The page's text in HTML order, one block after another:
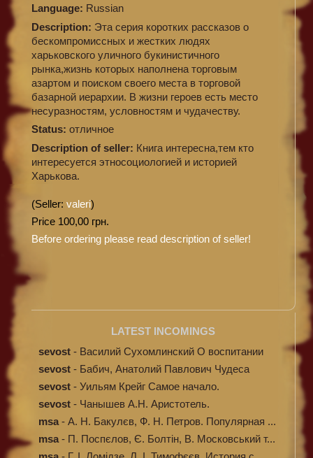
Language: Russian
Description: Эта серия коротких рассказов о
бескомпромиссных и жестких людях
харьковского уличного букинистичного
рынка,жизнь которых наполнена торговым
азартом и поиском своего места в торговой
базарной иерархии. В жизни героев есть место
несуразностям, условностям и чудачеству.
Status: отличное
Description of seller: Книга интересна,тем кто
интересуется этносоциологией и историей
Харькова.
(Seller: valeri)
Price 100,00 грн.
Before ordering please read description of seller!
LATEST INCOMINGS
sevost - Василий Сухомлинский О воспитании
sevost - Бабич, Анатолий Павлович Чудеса
исцелени...
sevost - Уильям Крейг Самое начало.
Происхождение...
sevost - Чанышев А.Н. Аристотель.
msa - А. Н. Бакулєв, Ф. Н. Петров. Популярная ...
msa - П. Поспєлов, Є. Болтін, В. Московський т...